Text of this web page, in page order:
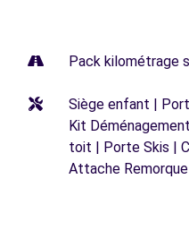
Pack kilométrage
Siège enfant |
Kit
toit | Porte Skis |
Attache